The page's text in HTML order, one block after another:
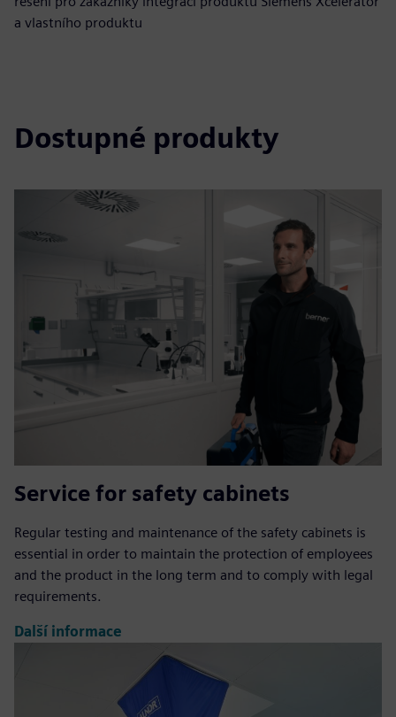
a vlastního produktu
Dostupné produkty
Service for safety cabinets
Regular testing and maintenance of the safety cabinets is
essential in order to maintain the protection of employees
and the product in the long term and to comply with legal
requirements.
Další informace